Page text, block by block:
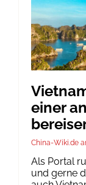
einer
China-Wiki.de
Als Portal
und gerne